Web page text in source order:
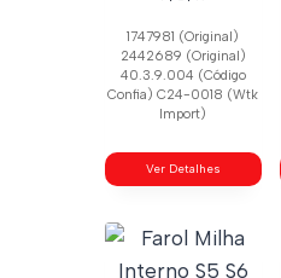
1747981 (Original)
2442689 (Original)
40.3.9.004 (Código
Confia) C24-0018 (Wtk
Import)
Ver Detalhes